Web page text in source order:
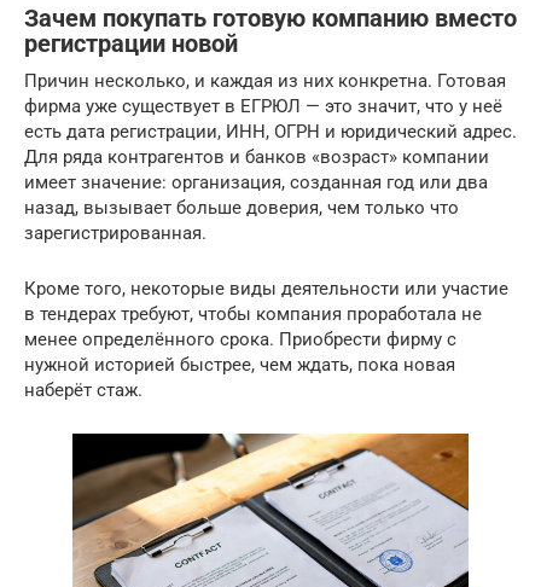
Зачем покупать готовую компанию вместо
регистрации новой
Причин несколько, и каждая из них конкретна. Готовая
фирма уже существует в ЕГРЮЛ — это значит, что у неё
есть дата регистрации, ИНН, ОГРН и юридический адрес.
Для ряда контрагентов и банков «возраст» компании
имеет значение: организация, созданная год или два
назад, вызывает больше доверия, чем только что
зарегистрированная.
Кроме того, некоторые виды деятельности или участие
в тендерах требуют, чтобы компания проработала не
менее определённого срока. Приобрести фирму с
нужной историей быстрее, чем ждать, пока новая
наберёт стаж.